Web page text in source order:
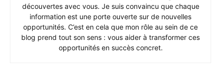
découvertes avec vous. Je suis convaincu que chaque
information est une porte ouverte sur de nouvelles
opportunités. C’est en cela que mon rôle au sein de ce
blog prend tout son sens : vous aider à transformer ces
opportunités en succès concret.